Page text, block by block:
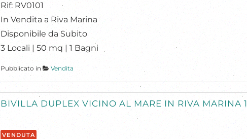
Rif: RV0101
In Vendita a Riva Marina
Disponibile da Subito
3 Locali | 50 mq | 1 Bagni
Pubblicato in Vendita
BIVILLA DUPLEX VICINO AL MARE IN RIVA MARINA 1
VENDUTA